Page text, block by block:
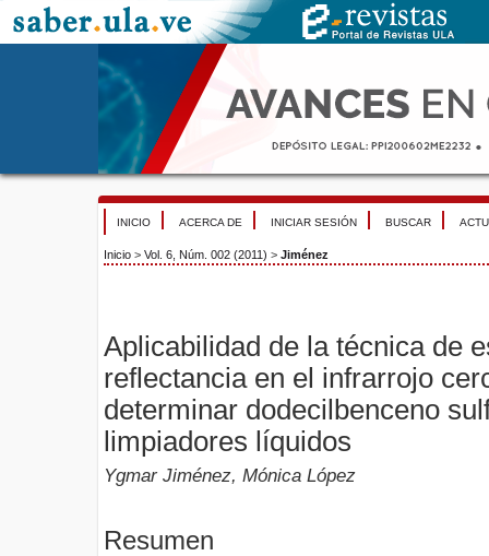
INICIO ACERCA DE INICIAR SESIÓN BUSCAR
Inicio > Vol. 6, Núm. 002 (2011) > Jiménez
Aplicabilidad de la técnica de
reflectancia en el infrarrojo
determinar dodecilbenceno
limpiadores líquidos
Ygmar Jiménez, Mónica López
Resumen